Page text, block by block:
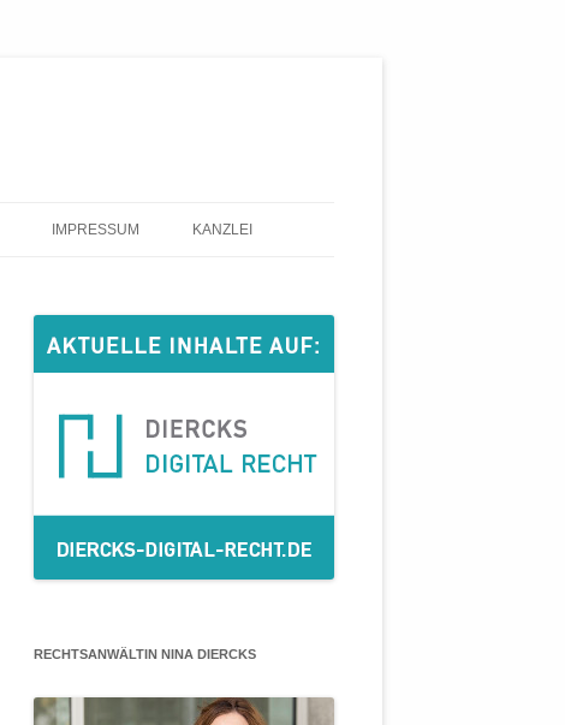
IMPRESSUM KANZLEI
RECHTSANWÄLTIN NINA DIERCKS